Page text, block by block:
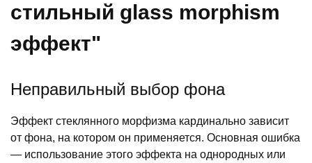
стильный glass morphism
эффект"
Неправильный выбор фона
Эффект стеклянного морфизма кардинально зависит
от фона, на котором он применяется. Основная ошибка
— использование этого эффекта на однородных или